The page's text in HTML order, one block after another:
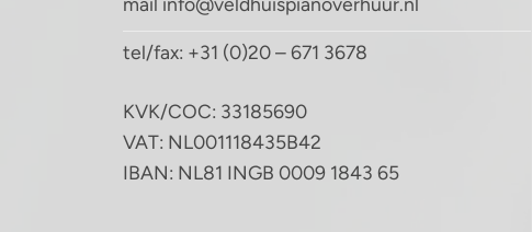
tel/fax: +31 (0)20 – 671 3678
KVK/COC: 33185690
VAT: NL001118435B42
IBAN: NL81 INGB 0009 1843 65